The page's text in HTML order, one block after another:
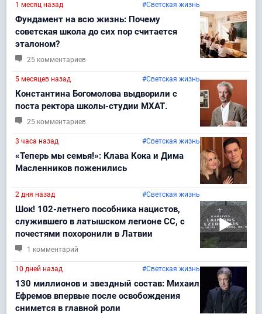
1 месяц назад #Светская жизнь
Фундамент на всю жизнь: Почему
советская школа до сих пор считается
эталоном?
25 комментариев
5 месяцев назад #Светская жизнь
Константина Богомолова выдворили с
поста ректора школы-студии МХАТ.
25 комментариев
3 часа назад #Светская жизнь
«Теперь мы семья!»: Клава Кока и Дима
Масленников поженились
2 дня назад #Светская жизнь
Шок! 102-летнего пособника нацистов,
служившего в латышском легионе СС, с
почестями похоронили в Латвии
1 комментарий
10 дней назад #Светская жизнь
130 миллионов и звездный состав: Михаил
Ефремов впервые после освобождения
снимется в главной роли